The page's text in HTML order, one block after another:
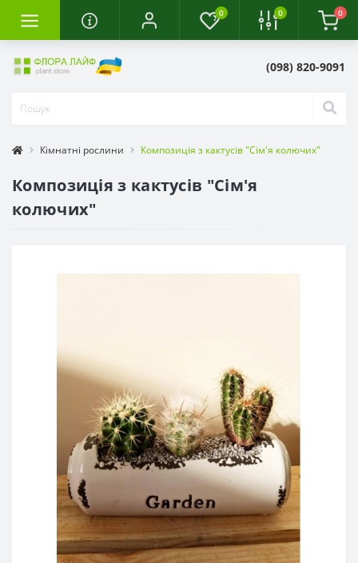
0 0 0
(098) 820-9091
Кімнатні рослини Композиція з кактусів "Сім'я колючих"
Композиція з кактусів "Сім'я
колючих"